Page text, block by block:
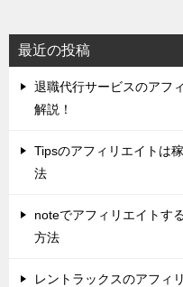
最近の投稿
退職代行サービスのアフ
解説！
Tipsのアフィリエイトは
法
noteでアフィリエイトす
方法
レントラックスのアフィ